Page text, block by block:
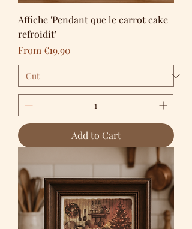
Affiche 'Pendant que le carrot cake
refroidit'
From €19.90
Sale Price
Add to Cart